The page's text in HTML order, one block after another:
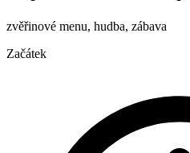
zvěřinové menu, hudba, zábava
Začátek